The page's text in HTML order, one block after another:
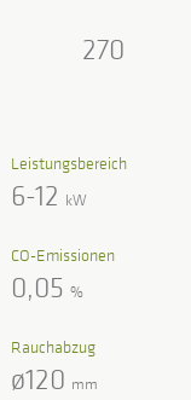
270
Leistungsbereich
6-12 kW
CO-Emissionen
0,05 %
Rauchabzug
ø120 mm